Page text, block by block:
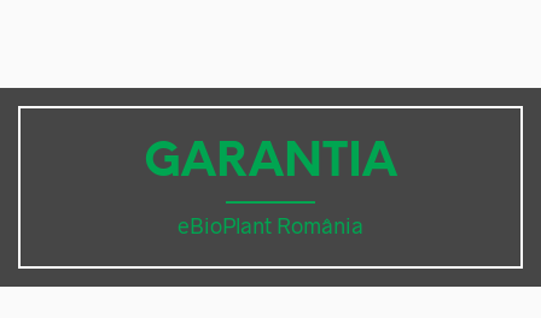
GARANTIA
eBioPlant România